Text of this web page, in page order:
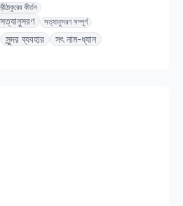
কীর্তন
সত্যানুসরণ সম্পূর্ণ
সুন্দর ব্যবহার
সৎ নাম-ধ্যান